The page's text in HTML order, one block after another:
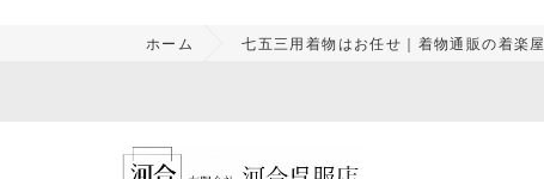
ホーム 七五三用着物はお任せ｜着物通販の着楽屋